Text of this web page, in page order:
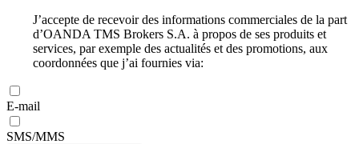
J’accepte de recevoir des informations commerciales de la part
d’OANDA TMS Brokers S.A. à propos de ses produits et
services, par exemple des actualités et des promotions, aux
coordonnées que j’ai fournies via:
E-mail
SMS/MMS